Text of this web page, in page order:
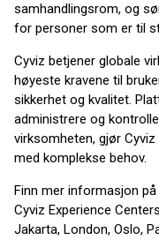
samhandlingsrom, og
for personer som er til
Cyviz betjener globale
høyeste kravene til
sikkerhet og kvalitet.
administrere og
virksomheten, gjør
med komplekse behov.
Finn mer informasjon på
Cyviz Experience
Jakarta, London, Oslo,